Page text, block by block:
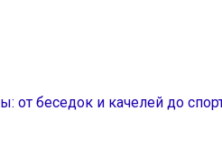
от беседок и качелей до